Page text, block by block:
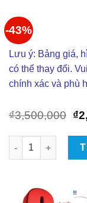
-43%
Lưu ý: Bảng giá,
có thể thay đổi.
chính xác và phù
₫3,500,000
là:
₫
Lắp Đặt Camera